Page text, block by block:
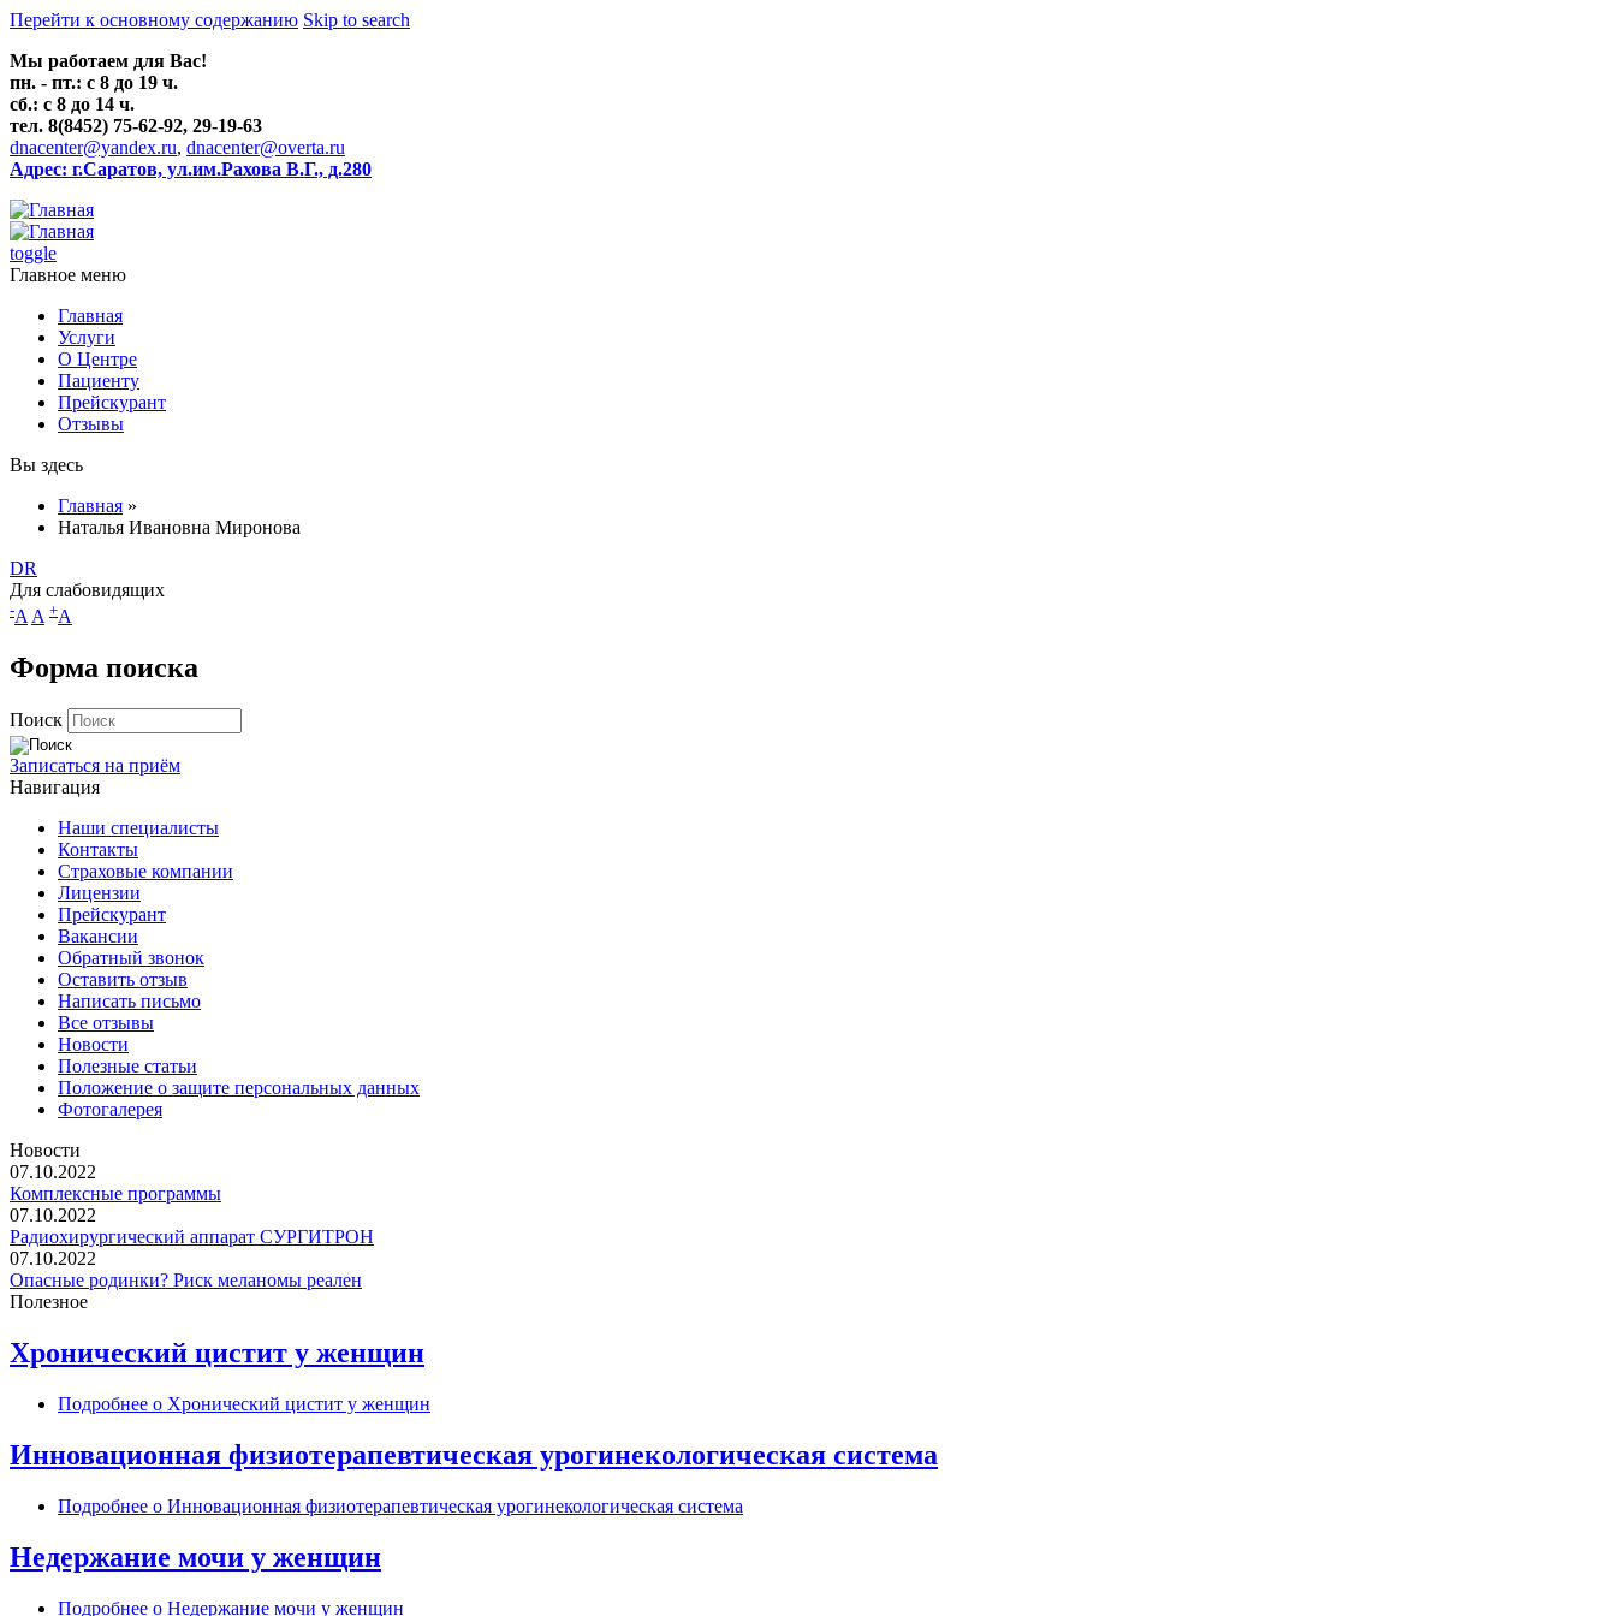
Перейти к основному содержанию Skip to search
Мы работаем для Вас!
пн. - пт.: с 8 до 19 ч.
сб.: с 8 до 14 ч.
тел. 8(8452) 75-62-92, 29-19-63
dnacenter@yandex.ru, dnacenter@overta.ru
Адрес: г.Саратов, ул.им.Рахова В.Г., д.280
toggle
Главное меню
Главная
Услуги
О Центре
Пациенту
Прейскурант
Отзывы
Вы здесь
Главная »
Наталья Ивановна Миронова
DR
Для слабовидящих
-A A +A
Форма поиска
Поиск
Записаться на приём
Навигация
Наши специалисты
Контакты
Страховые компании
Лицензии
Прейскурант
Вакансии
Обратный звонок
Оставить отзыв
Написать письмо
Все отзывы
Новости
Полезные статьи
Положение о защите персональных данных
Фотогалерея
Новости
07.10.2022
Комплексные программы
07.10.2022
Радиохирургический аппарат СУРГИТРОН
07.10.2022
Опасные родинки? Риск меланомы реален
Полезное
Хронический цистит у женщин
Подробнее о Хронический цистит у женщин
Инновационная физиотерапевтическая урогинекологическая система
Подробнее о Инновационная физиотерапевтическая урогинекологическая система
Недержание мочи у женщин
Подробнее о Недержание мочи у женщин